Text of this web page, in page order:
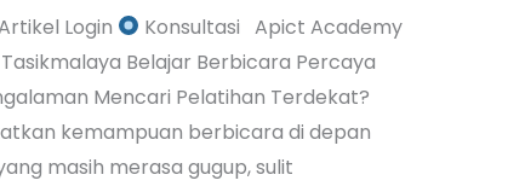
Login
Konsultasi Apict Academy
Belajar Berbicara Percaya
Mencari Pelatihan Terdekat?
kemampuan berbicara di depan
masih merasa gugup, sulit